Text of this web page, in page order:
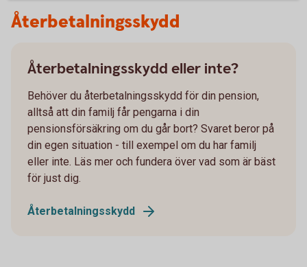
Återbetalningsskydd
Återbetalningsskydd eller inte?
Behöver du återbetalningsskydd för din pension,
alltså att din familj får pengarna i din
pensionsförsäkring om du går bort? Svaret beror på
din egen situation - till exempel om du har familj
eller inte. Läs mer och fundera över vad som är bäst
för just dig.
Återbetalningsskydd